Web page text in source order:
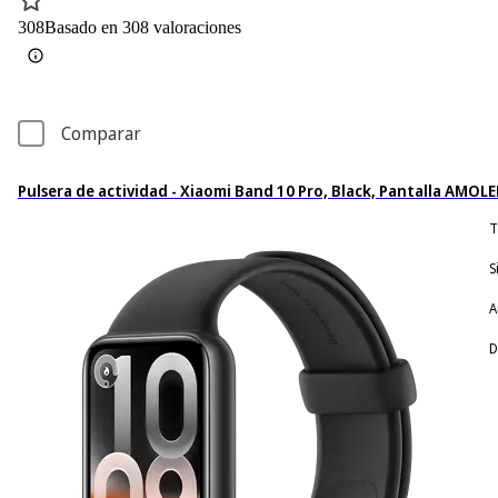
308Basado en 308 valoraciones
Comparar
Pulsera de actividad - Xiaomi Band 10 Pro, Black, Pantalla